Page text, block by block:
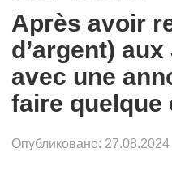
Après avoir
d’argent)
avec une
faire quelque
Опубликовано: 27.08.2024